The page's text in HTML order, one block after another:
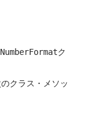
NumberFormatク
クラス・メソッ